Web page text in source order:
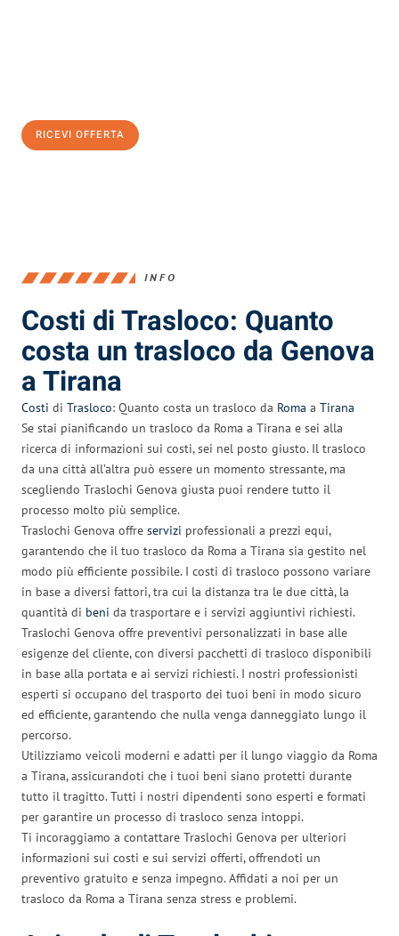
RICEVI OFFERTA
INFO
Costi di Trasloco: Quanto
costa un trasloco da Genova
a Tirana
Costi di Trasloco: Quanto costa un trasloco da Roma a Tirana
Se stai pianificando un trasloco da Roma a Tirana e sei alla
ricerca di informazioni sui costi, sei nel posto giusto. Il trasloco
da una città all’altra può essere un momento stressante, ma
scegliendo Traslochi Genova giusta puoi rendere tutto il
processo molto più semplice.
Traslochi Genova offre servizi professionali a prezzi equi,
garantendo che il tuo trasloco da Roma a Tirana sia gestito nel
modo più efficiente possibile. I costi di trasloco possono variare
in base a diversi fattori, tra cui la distanza tra le due città, la
quantità di beni da trasportare e i servizi aggiuntivi richiesti.
Traslochi Genova offre preventivi personalizzati in base alle
esigenze del cliente, con diversi pacchetti di trasloco disponibili
in base alla portata e ai servizi richiesti. I nostri professionisti
esperti si occupano del trasporto dei tuoi beni in modo sicuro
ed efficiente, garantendo che nulla venga danneggiato lungo il
percorso.
Utilizziamo veicoli moderni e adatti per il lungo viaggio da Roma
a Tirana, assicurandoti che i tuoi beni siano protetti durante
tutto il tragitto. Tutti i nostri dipendenti sono esperti e formati
per garantire un processo di trasloco senza intoppi.
Ti incoraggiamo a contattare Traslochi Genova per ulteriori
informazioni sui costi e sui servizi offerti, offrendoti un
preventivo gratuito e senza impegno. Affidati a noi per un
trasloco da Roma a Tirana senza stress e problemi.